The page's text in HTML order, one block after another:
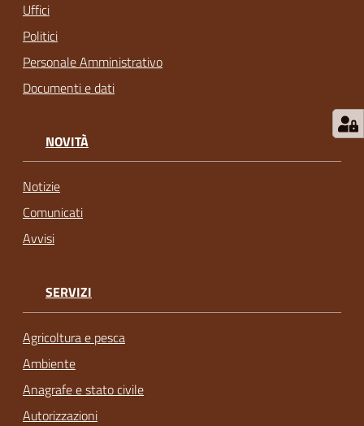
Uffici
Politici
Personale Amministrativo
Documenti e dati
NOVITÀ
Notizie
Comunicati
Avvisi
SERVIZI
Agricoltura e pesca
Ambiente
Anagrafe e stato civile
Autorizzazioni